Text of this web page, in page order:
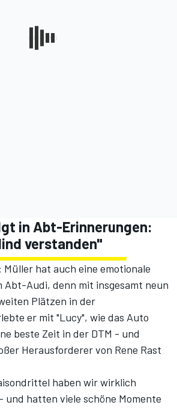
in Abt-Erinnerungen:
verstanden"
hat auch eine emotionale
Abt-Audi, denn mit insgesamt neun
Plätzen in der
er mit "Lucy", wie das Auto
beste Zeit in der DTM - und
Herausforderer von Rene Rast
haben wir wirklich
hatten viele schöne Momente